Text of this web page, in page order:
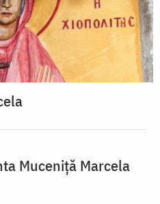
Muceniță Marcela